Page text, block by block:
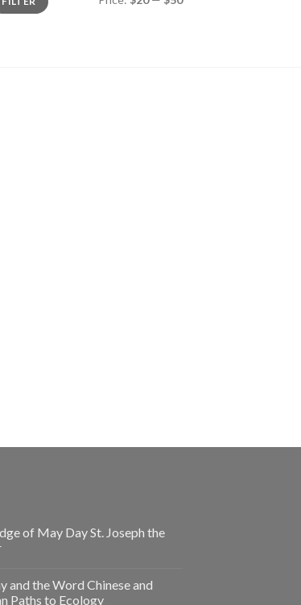
of May Day St. Joseph the
and the Word Chinese and
Paths to Ecology